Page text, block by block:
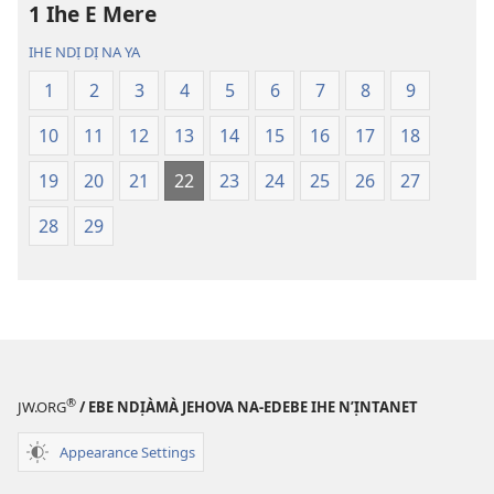
Ọhụrụ
(Nke
E
Degharịrị
n'Afọ 2013)
Ọhụrụ
(Nke
E
Degharịrị
n'Afọ 2013)
1 Ihe E Mere
IHE NDỊ DỊ NA YA
1 2 3 4 5 6 7 8
9
10
11 12 13 14 15 16 17
18
19
20 21 22 23 24 25 26
27
28
29
JW.ORG® / EBE NDỊÀMÀ JEHOVA NA-EDEBE IHE N’ỊNTANET
Appearance Settings